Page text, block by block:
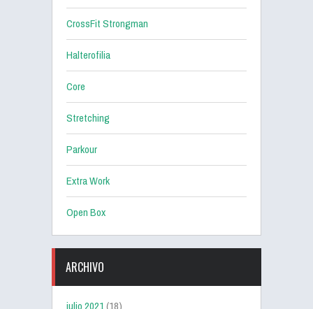
CrossFit Strongman
Halterofilia
Core
Stretching
Parkour
Extra Work
Open Box
ARCHIVO
julio 2021(18)